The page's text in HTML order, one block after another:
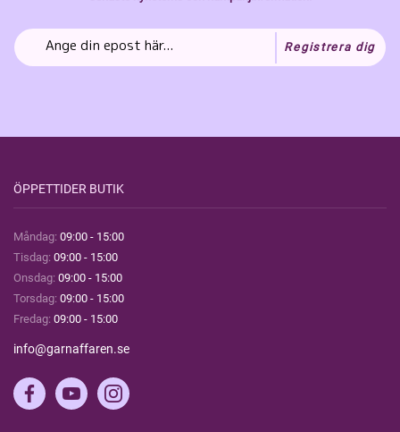
Registrera dig
ÖPPETTIDER BUTIK
Måndag: 09:00 - 15:00
Tisdag: 09:00 - 15:00
Onsdag: 09:00 - 15:00
Torsdag: 09:00 - 15:00
Fredag: 09:00 - 15:00
info@garnaffaren.se